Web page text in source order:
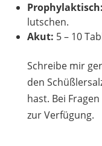
Prophylaktisch:
lutschen.
Akut: 5 – 10
Schreibe mir
den
hast. Bei
zur Verfügung.